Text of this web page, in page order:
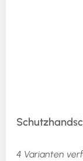
4 Varianten